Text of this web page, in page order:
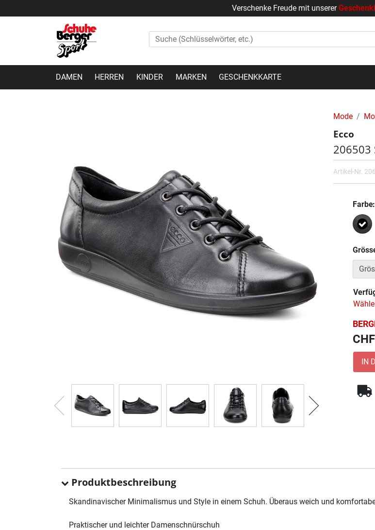
Verschenke Freude mit unserer
DAMEN HERREN KINDER MARKEN GESCHENKKARTE
Mode
Ecco
206503
Artikel-Nr.
Farbe
IN
Produktbeschreibung
Skandinavischer Minimalismus und Style in einem Schuh. Überaus weich und
Praktischer und leichter Damenschnürschuh